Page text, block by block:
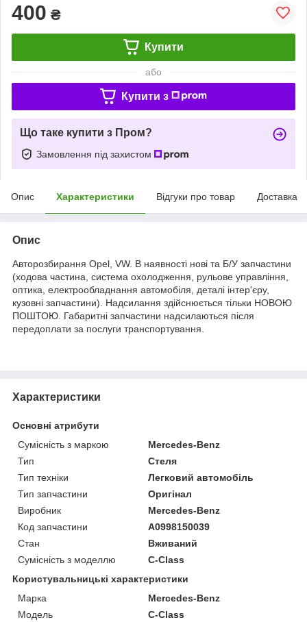
400 ₴
Купити
або
Купити з
Що таке купити з Пром?
Замовлення під захистом
Опис Характеристики Відгуки про товар Доставка
Опис
Авторозбирання Opel, VW. В наявності нові та Б/У запчастини
(ходова частина, система охолодження, рульове управління,
оптика, електрообладнання автомобіля, деталі інтер'єру,
кузовні запчастини). Надсилання здійснюється тільки НОВОЮ
ПОШТОЮ. Габаритні запчастини надсилаються після
передоплати за послуги транспортування.
Характеристики
Основні атрибути
Сумісність з маркою
Mercedes-Benz
Тип
Стеля
Тип техніки
Легковий автомобіль
Тип запчастини
Оригінал
Виробник
Mercedes-Benz
Код запчастини
A0998150039
Стан
Вживаний
Сумісність з моделлю
C-Class
Користувальницькі характеристики
Марка
Mercedes-Benz
Модель
C-Class